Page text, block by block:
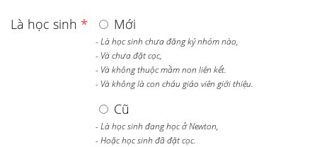
Là học sinh * Mới
- Là học sinh chưa đăng ký nhóm nào,
- Và chưa đặt cọc,
- Và không thuộc mầm non liên kết.
- Và không là con cháu giáo viên giới thiệu.
Cũ
- Là học sinh đang học ở Newton,
- Hoặc học sinh đã đặt cọc.